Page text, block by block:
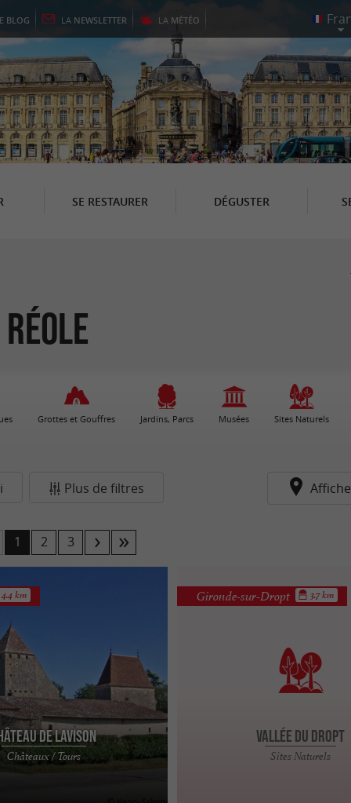
BLOG LA NEWSLETTER LA MÉTÉO
SE RESTAURER DÉGUSTER
Grottes et Gouffres Jardins, Parcs Musées Sites Naturels
Plus de filtres
1 2 3
de Lavison
Châteaux / Tours
4.4 km
est château médiéval de
à Loubens, entre Langon et
Vallée du Dropt
Sites Naturels
Gironde-sur-Dropt 3.7 km
À l’extrémité Est de l’Entre-deux-
Vallée du Dropt. Prenant sa source